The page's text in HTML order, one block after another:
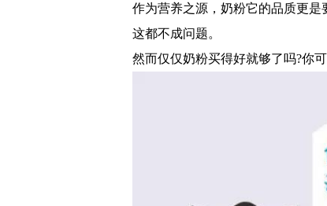
作为营养之源，奶粉它的品质更是
这都不成问题。
然而仅仅奶粉买得好就够了吗?你